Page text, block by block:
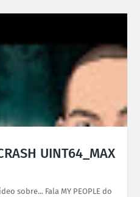
UINT64_MAX
sobre... Fala MY PEOPLE do